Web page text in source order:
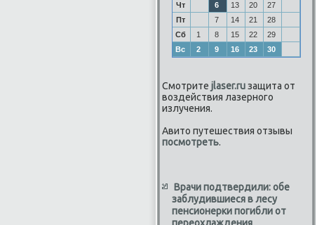
Чт
6 13 20
27
Пт
7 14 21
28
Сб
1 8 15 22
29
Вс
2 9 16 23 30
Смотрите jlaser.ruзащита от
воздействия лазерного
излучения.
Авито путешествия отзывы
посмотреть.
Врачи подтвердили: обе
заблудившиеся в лесу
пенсионерки погибли от